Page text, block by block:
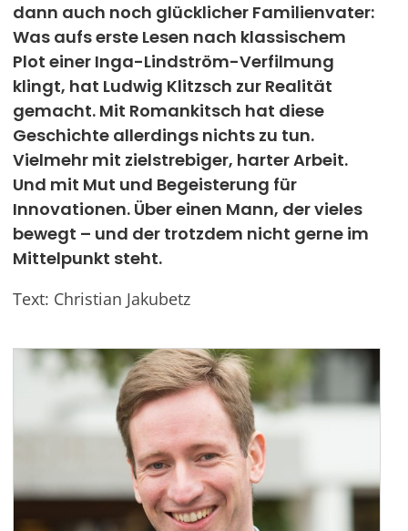
ABO
Werben
dann auch noch glücklicher Familienvater:
Was aufs erste Lesen nach klassischem
Plot einer Inga-Lindström-Verfilmung
klingt, hat Ludwig Klitzsch zur Realität
gemacht. Mit Romankitsch hat diese
Geschichte allerdings nichts zu tun.
Vielmehr mit zielstrebiger, harter Arbeit.
Und mit Mut und Begeisterung für
Innovationen. Über einen Mann, der vieles
bewegt – und der trotzdem nicht gerne im
Mittelpunkt steht.
Text: Christian Jakubetz